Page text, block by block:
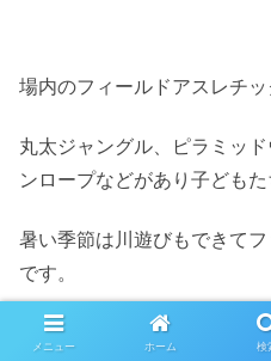
場内のフィールドアスレチッ
丸太ジャングル、ピラミッ
ンロープなどがあり子どもた
暑い季節は川遊びもできて
です。
メニュー ホーム 検